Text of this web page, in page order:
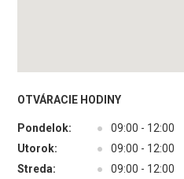
OTVÁRACIE HODINY
Pondelok: ●
09:00 - 12:00
Utorok:
● 09:00 - 12:00
Streda:
● 09:00 - 12:00